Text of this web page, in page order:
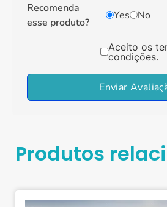
Recomenda
esse produto?
Yes No
Aceito os
condições.
Enviar
Produtos